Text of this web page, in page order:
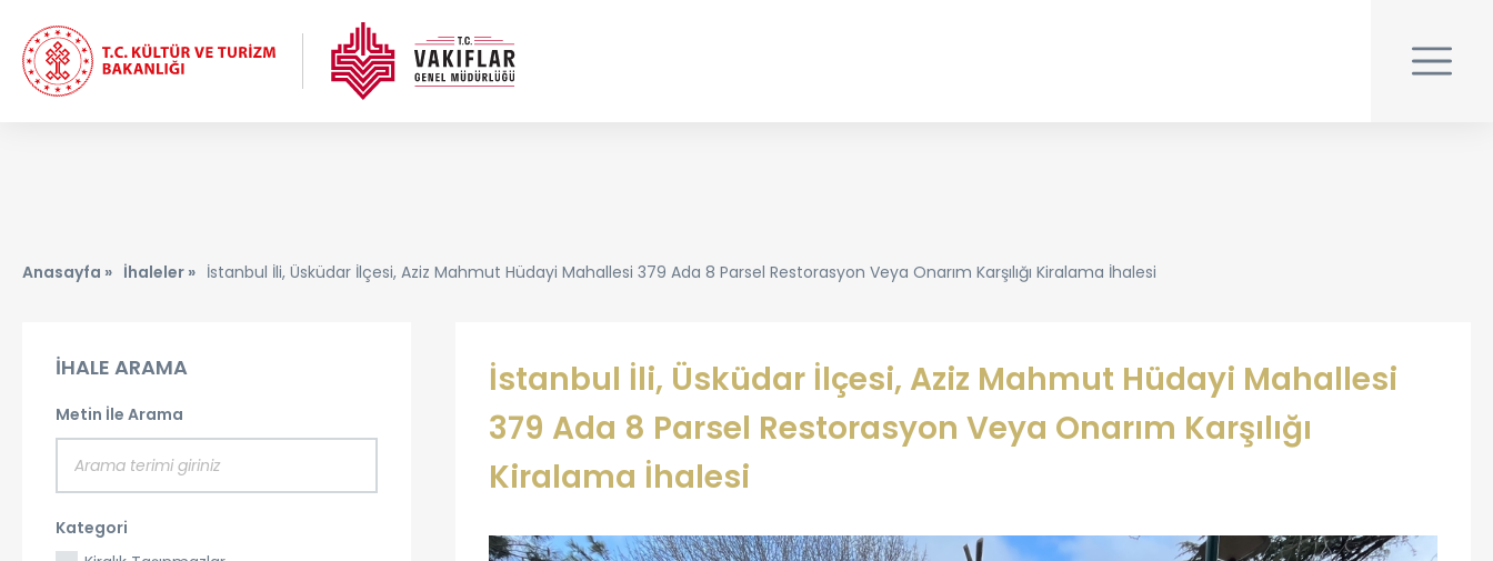
Anasayfa » İhaleler » İstanbul İli, Üsküdar İlçesi, Aziz Mahmut Hüdayi Mahallesi 379 Ada 8 Parsel Restorasyon Veya Onarım Karşılığı Kiralama İhalesi
İHALE ARAMA
Metin İle Arama
Kategori
İstanbul İli, Üsküdar İlçesi, Aziz Mahmut Hüdayi Mahallesi
379 Ada 8 Parsel Restorasyon Veya Onarım Karşılığı
Kiralama İhalesi